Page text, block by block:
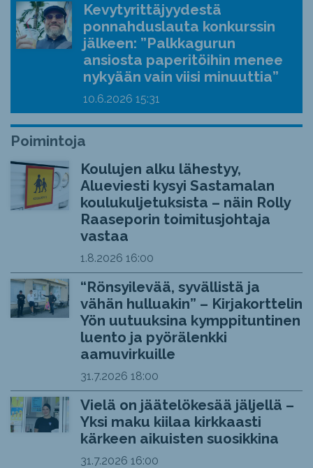
Kevytyrittäjyydestä
ponnahduslauta konkurssin
jälkeen: ”Palkkagurun
ansiosta paperitöihin menee
nykyään vain viisi minuuttia”
10.6.2026 15:31
Poimintoja
Koulujen alku lähestyy,
Alueviesti kysyi Sastamalan
koulukuljetuksista – näin Rolly
Raaseporin toimitusjohtaja
vastaa
1.8.2026 16:00
“Rönsyilevää, syvällistä ja
vähän hulluakin” – Kirjakorttelin
Yön uutuuksina kymppituntinen
luento ja pyörälenkki
aamuvirkuille
31.7.2026 18:00
Vielä on jäätelökesää jäljellä –
Yksi maku kiilaa kirkkaasti
kärkeen aikuisten suosikkina
31.7.2026 16:00